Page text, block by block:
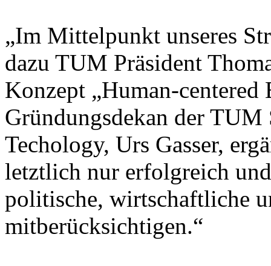
„Im Mittelpunkt unseres
dazu TUM Präsident
Konzept „Human-
Gründungsdekan der
Techology, Urs Gasser,
letztlich nur erfolgreich
politische, wirtschaftliche
mitberücksichtigen.“